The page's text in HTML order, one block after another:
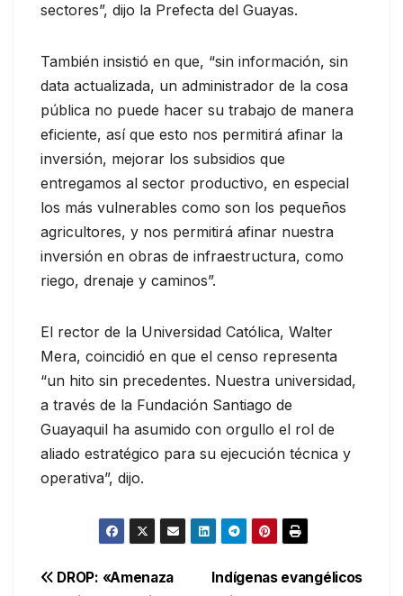
sectores”, dijo la Prefecta del Guayas.
También insistió en que, “sin información, sin
data actualizada, un administrador de la cosa
pública no puede hacer su trabajo de manera
eficiente, así que esto nos permitirá afinar la
inversión, mejorar los subsidios que
entregamos al sector productivo, en especial
los más vulnerables como son los pequeños
agricultores, y nos permitirá afinar nuestra
inversión en obras de infraestructura, como
riego, drenaje y caminos”.
El rector de la Universidad Católica, Walter
Mera, coincidió en que el censo representa
“un hito sin precedentes. Nuestra universidad,
a través de la Fundación Santiago de
Guayaquil ha asumido con orgullo el rol de
aliado estratégico para su ejecución técnica y
operativa”, dijo.
Navegación
Indígenas evangélicos
DROP: «Amenaza